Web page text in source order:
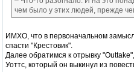
чем было у этих людей, прежде
ИМХО, что в первоначальном
спасти "Крестовик".
Далее обратимся к отрывку
Уоттс, который он выкинул из